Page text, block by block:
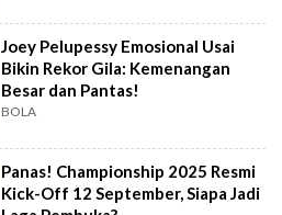
Joey Pelupessy Emosional Usai
Bikin Rekor Gila: Kemenangan
Besar dan Pantas!
BOLA
Panas! Championship 2025 Resmi
Kick-Off 12 September, Siapa Jadi